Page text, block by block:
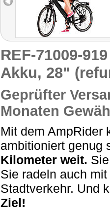
REF-71009-
Akku, 28"
Geprüfter
Monaten
Mit dem AmpRider
ambitioniert genug
Kilometer weit.
Sie radeln auch
Stadtverkehr. Und
Ziel!